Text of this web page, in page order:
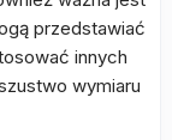
przedstawiać
innych
wymiaru